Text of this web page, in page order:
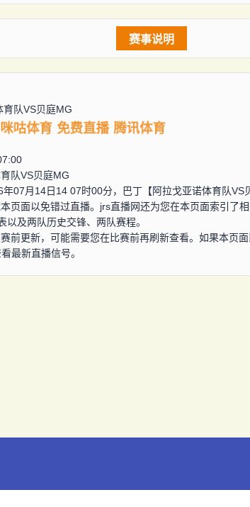
赛事说明
育队VS贝庭MG
咪咕体育 免费直播 腾讯体育
队VS贝庭MG
年07月14日14 07时00分，巴丁【阿拉戈亚诺体育队
页面以免错过直播。jrs直播网还为您在本页面索引了
以及两队历史交锋、两队赛程。
赛前更新，可能需要您在比赛前再刷新查看。如果本页
最新直播信号。